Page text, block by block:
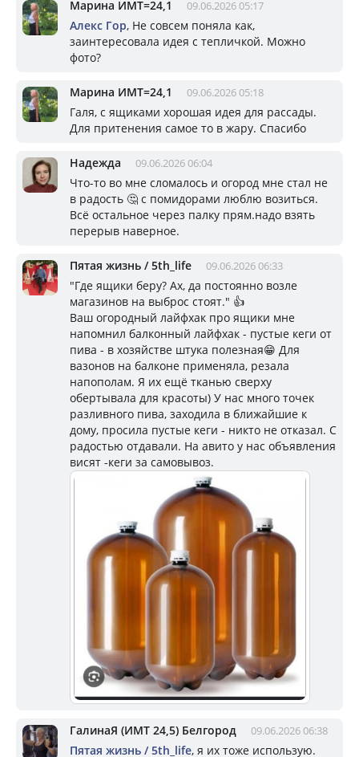
Марина ИМТ=24,1 09.06.2026 05:17
Алекс Гор, Не совсем поняла как,
заинтересовала идея с тепличкой. Можно
фото?
Марина ИМТ=24,1 09.06.2026 05:18
Галя, с ящиками хорошая идея для рассады.
Для притенения самое то в жару. Спасибо
Надежда 09.06.2026 06:04
Что-то во мне сломалось и огород мне стал не
в радость 🤔 с помидорами люблю возиться.
Всё остальное через палку прям.надо взять
перерыв наверное.
Пятая жизнь / 5th_life 09.06.2026 06:33
"Где ящики беру? Ах, да постоянно возле
магазинов на выброс стоят." 👍
Ваш огородный лайфхак про ящики мне
напомнил балконный лайфхак - пустые кеги от
пива - в хозяйстве штука полезная😁 Для
вазонов на балконе применяла, резала
напополам. Я их ещё тканью сверху
обертывала для красоты) У нас много точек
разливного пива, заходила в ближайшие к
дому, просила пустые кеги - никто не отказал. С
радостью отдавали. На авито у нас объявления
висят -кеги за самовывоз.
ГалинаЯ (ИМТ 24,5) Белгород 09.06.2026 06:38
Пятая жизнь / 5th_life, я их тоже использую.